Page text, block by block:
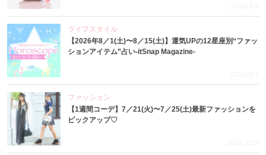
2026.8.4
ライフスタイル
【2026年8／1(土)〜8／15(土)】運気UPの12星座別“ファッ
ションアイテム”占い-itSnap Magazine-
2026.8.1
ファッション
【1週間コーデ】7／21(火)〜7／25(土)最新ファッションを
ピックアップ♡
2026.7.29